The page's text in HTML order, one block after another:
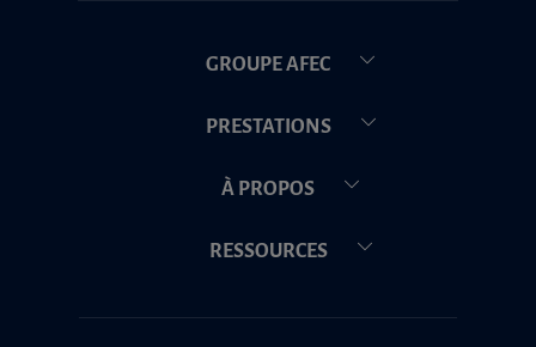
GROUPE AFEC
PRESTATIONS
À PROPOS
RESSOURCES